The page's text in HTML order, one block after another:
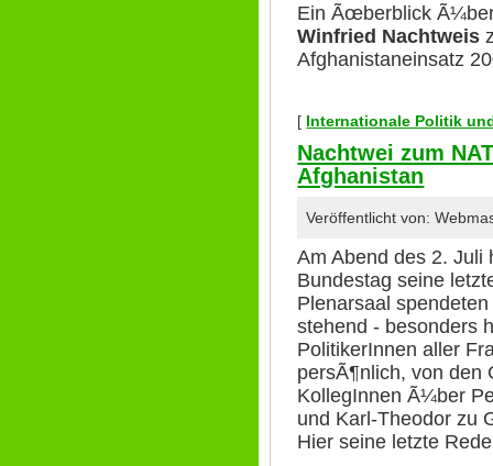
Ein Ãœberblick
Winfried Nachtweis
Afghanistaneinsatz
[ Internationale Politik
Nachtwei zum
Afghanistan
Veröffentlicht von:
Am Abend des 2. Juli
Bundestag seine
Plenarsaal
stehend - besonders
PolitikerInnen aller
persÃ¶nlich, von
KollegInnen Ã¼ber
und Karl-Theodor zu
Hier seine letzte